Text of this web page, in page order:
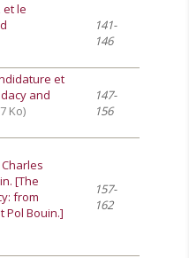
et le
141-
146
et
and
Ko)
147-
156
[The
from
Pol Bouin.]
157-
162